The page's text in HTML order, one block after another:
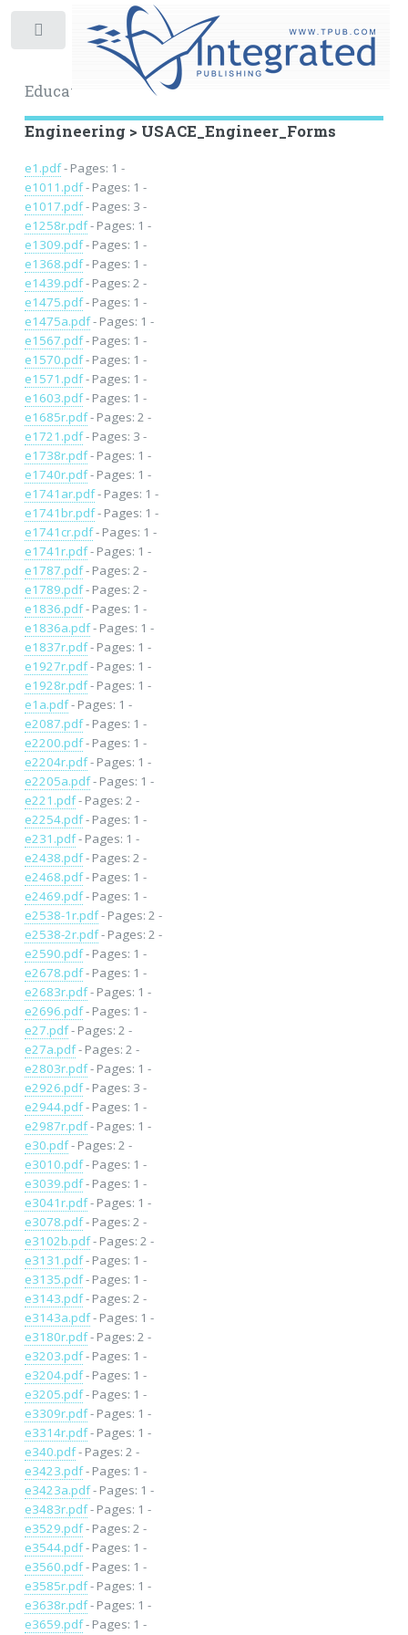
Educational Archive
Engineering > USACE_Engineer_Forms
e1.pdf- Pages: 1 -
e1011.pdf- Pages: 1 -
e1017.pdf- Pages: 3 -
e1258r.pdf- Pages: 1 -
e1309.pdf- Pages: 1 -
e1368.pdf- Pages: 1 -
e1439.pdf- Pages: 2 -
e1475.pdf- Pages: 1 -
e1475a.pdf- Pages: 1 -
e1567.pdf- Pages: 1 -
e1570.pdf- Pages: 1 -
e1571.pdf- Pages: 1 -
e1603.pdf- Pages: 1 -
e1685r.pdf- Pages: 2 -
e1721.pdf- Pages: 3 -
e1738r.pdf- Pages: 1 -
e1740r.pdf- Pages: 1 -
e1741ar.pdf- Pages: 1 -
e1741br.pdf- Pages: 1 -
e1741cr.pdf- Pages: 1 -
e1741r.pdf- Pages: 1 -
e1787.pdf- Pages: 2 -
e1789.pdf- Pages: 2 -
e1836.pdf- Pages: 1 -
e1836a.pdf- Pages: 1 -
e1837r.pdf- Pages: 1 -
e1927r.pdf- Pages: 1 -
e1928r.pdf- Pages: 1 -
e1a.pdf- Pages: 1 -
e2087.pdf- Pages: 1 -
e2200.pdf- Pages: 1 -
e2204r.pdf- Pages: 1 -
e2205a.pdf- Pages: 1 -
e221.pdf- Pages: 2 -
e2254.pdf- Pages: 1 -
e231.pdf- Pages: 1 -
e2438.pdf- Pages: 2 -
e2468.pdf- Pages: 1 -
e2469.pdf- Pages: 1 -
e2538-1r.pdf- Pages: 2 -
e2538-2r.pdf- Pages: 2 -
e2590.pdf- Pages: 1 -
e2678.pdf- Pages: 1 -
e2683r.pdf- Pages: 1 -
e2696.pdf- Pages: 1 -
e27.pdf- Pages: 2 -
e27a.pdf- Pages: 2 -
e2803r.pdf- Pages: 1 -
e2926.pdf- Pages: 3 -
e2944.pdf- Pages: 1 -
e2987r.pdf- Pages: 1 -
e30.pdf- Pages: 2 -
e3010.pdf- Pages: 1 -
e3039.pdf- Pages: 1 -
e3041r.pdf- Pages: 1 -
e3078.pdf- Pages: 2 -
e3102b.pdf- Pages: 2 -
e3131.pdf- Pages: 1 -
e3135.pdf- Pages: 1 -
e3143.pdf- Pages: 2 -
e3143a.pdf- Pages: 1 -
e3180r.pdf- Pages: 2 -
e3203.pdf- Pages: 1 -
e3204.pdf- Pages: 1 -
e3205.pdf- Pages: 1 -
e3309r.pdf- Pages: 1 -
e3314r.pdf- Pages: 1 -
e340.pdf- Pages: 2 -
e3423.pdf- Pages: 1 -
e3423a.pdf- Pages: 1 -
e3483r.pdf- Pages: 1 -
e3529.pdf- Pages: 2 -
e3544.pdf- Pages: 1 -
e3560.pdf- Pages: 1 -
e3585r.pdf- Pages: 1 -
e3638r.pdf- Pages: 1 -
e3659.pdf- Pages: 1 -
Toggle